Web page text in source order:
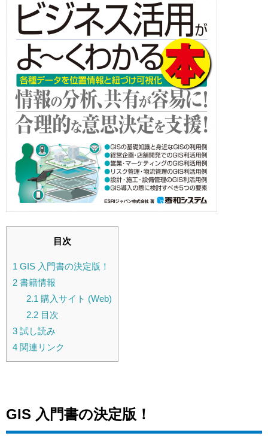
目次
1 GIS 入門書の決定版！
2 書籍情報
2.1 購入サイト (Web)
2.2目次
3 試し読み
4 関連リンク
GIS 入門書の決定版！